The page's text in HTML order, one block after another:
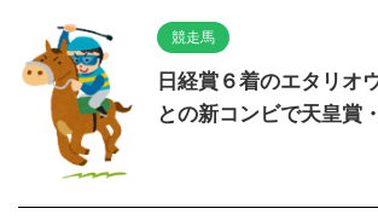
競走馬
日経賞６着のエタリオ
との新コンビで天皇賞